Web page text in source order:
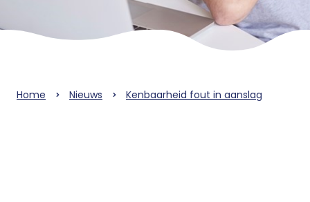
Home Nieuws Kenbaarheid fout in aanslag